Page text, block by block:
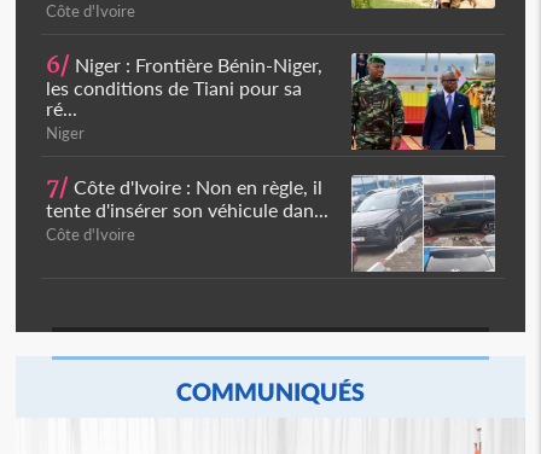
Côte d'Ivoire
6/ Niger : Frontière Bénin-Niger,
les conditions de Tiani pour sa
ré...
Niger
7/ Côte d'Ivoire : Non en règle, il
tente d'insérer son véhicule dan...
Côte d'Ivoire
COMMUNIQUÉS